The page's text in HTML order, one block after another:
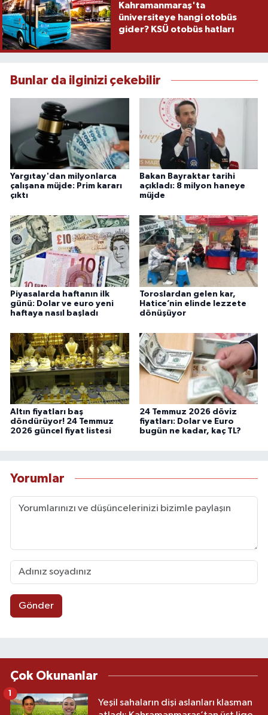
Kahramanmaraş'ta
üniversiteye hangi otobüs
gider? KSÜ otobüs hatları
Bunlar da ilginizi çekebilir
Yargıtay'dan milyonlarca
çalışana müjde: Prim kararı
çıktı
Bakan Bayraktar tarihi
açıkladı: 8 milyon haneye
müjde
Piyasalarda haftanın ilk
günü: Dolar ve euro yeni
haftaya nasıl başladı
Toroslardan gelen kar,
Hatice’nin elinde lezzete
dönüşüyor
Altın fiyatları baş
döndürüyor! 24 Temmuz
2026 güncel fiyat listesi
24 Temmuz 2026 döviz
fiyatları: Dolar ve Euro
bugün ne kadar, kaç TL?
Yorumlar
Gönder
Çok Okunanlar
Yeşil sahaların dişi aslanları klasman
1